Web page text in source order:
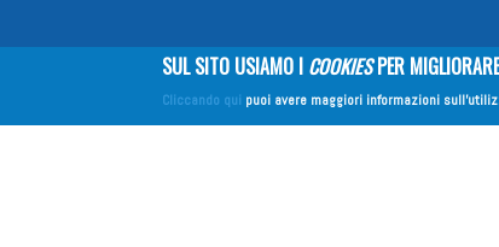
Fondazione Apostolicam
SUL SITO USIAMO I COOKIESPER
Cliccando qui puoi avere maggiori informazioni